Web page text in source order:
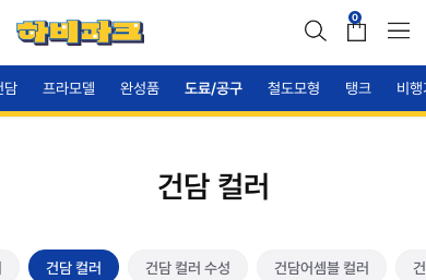
0
담 프라모델 완성품 도료/공구 철도모형 탱크 비행기
건담 컬러
건담 컬러 건담 컬러 수성 건담어셈블 컬러